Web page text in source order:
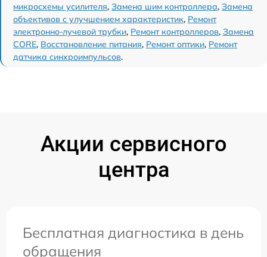
микросхемы усилителя, Замена шим контроллера, Замена
объективов с улучшением характеристик, Ремонт
электронно-лучевой трубки, Ремонт контроллеров, Замена
CORE, Восстановление питания, Ремонт оптики, Ремонт
датчика синхроимпульсов.
Акции сервисного
центра
Бесплатная диагностика в день
обращения